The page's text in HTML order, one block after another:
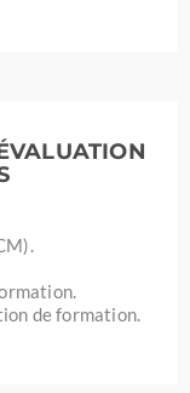
de formation.